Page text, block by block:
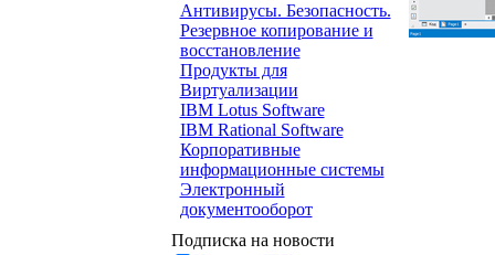
Антивирусы. Безопасность.
Резервное копирование и
восстановление
Продукты для
Виртуализации
IBM Lotus Software
IBM Rational Software
Корпоративные
информационные системы
Электронный
документооборот
Подписка на новости